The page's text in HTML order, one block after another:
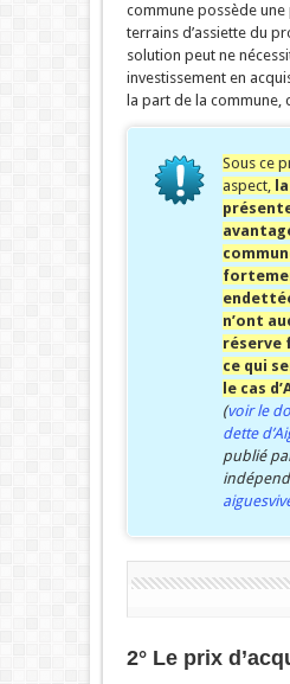
commune possède
terrains d’assiette du
solution peut ne
investissement en
la part de la commune,
Sous ce
aspect,la
n’ont
réserve
ce qui
le cas
(voir le
dette
publié
2° Le prix